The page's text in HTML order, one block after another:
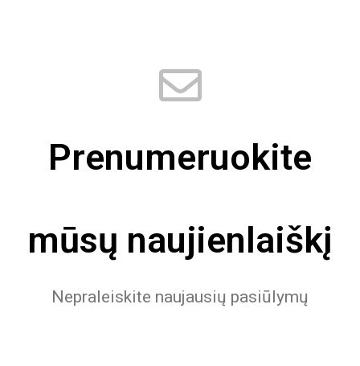
Prenumeruokite
mūsų naujienlaiškį
Nepraleiskite naujausių pasiūlymų